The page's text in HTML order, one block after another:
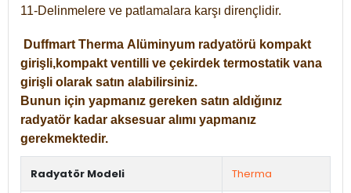
11-Delinmelere ve patlamalara karşı dirençlidir.
Duffmart Therma Alüminyum radyatörü kompakt
girişli,kompakt ventilli ve çekirdek termostatik vana
girişli olarak satın alabilirsiniz.
Bunun için yapmanız gereken satın aldığınız
radyatör kadar aksesuar alımı yapmanız
gerekmektedir.
Radyatör Modeli Therma